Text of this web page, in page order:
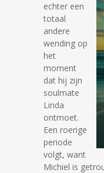
echter een
totaal
andere
wending op
het
moment
dat hij zijn
soulmate
Linda
ontmoet.
Een roerige
periode
volgt, want
Michiel is